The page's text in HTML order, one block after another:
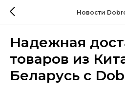
Новости
Надежная
товаров из
Беларусь с